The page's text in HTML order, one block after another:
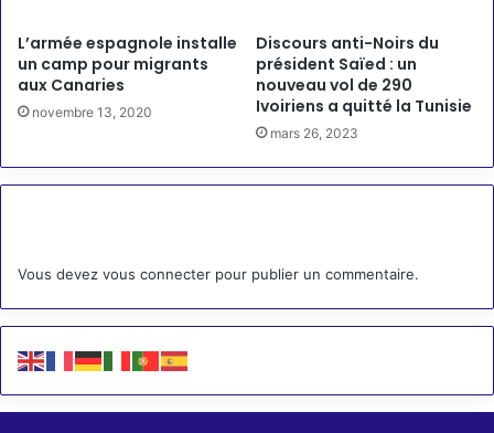
L’armée espagnole installe
un camp pour migrants
aux Canaries
novembre 13, 2020
Discours anti-Noirs du
président Saïed : un
nouveau vol de 290
Ivoiriens a quitté la Tunisie
mars 26, 2023
Vous devez vous connecter pour publier un commentaire.